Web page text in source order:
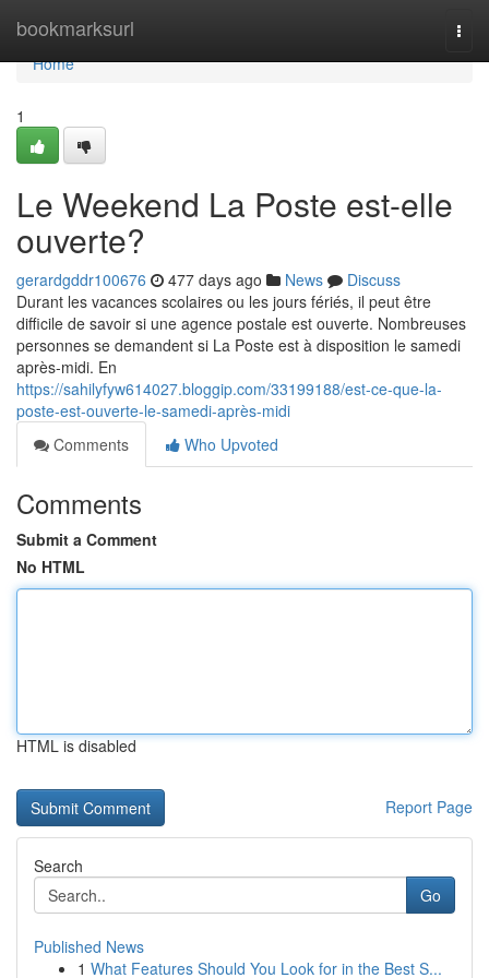
bookmarksurl
Home
Home
1
Le Weekend La Poste est-elle
ouverte?
gerardgddr100676 477 days ago News
Discuss
Durant les vacances scolaires ou les jours fériés, il peut être
difficile de savoir si une agence postale est ouverte. Nombreuses
personnes se demandent si La Poste est à disposition le samedi
après-midi. En
https://sahilyfyw614027.bloggip.com/33199188/est-ce-que-la-
poste-est-ouverte-le-samedi-après-midi
Comments
Who Upvoted
Comments
Submit a Comment
No HTML
HTML is disabled
Report Page
Search
Go
Published News
1 What Features Should You Look for in the Best S...